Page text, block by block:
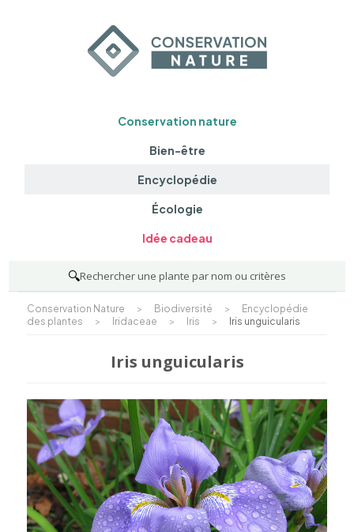
Conservation nature
Bien-être
Encyclopédie
Écologie
Idée cadeau
🔍Rechercher une plante par nom ou critères
Conservation Nature > Biodiversité >
Encyclopédie
des plantes
> Iridaceae > Iris > Iris unguicularis
Iris unguicularis